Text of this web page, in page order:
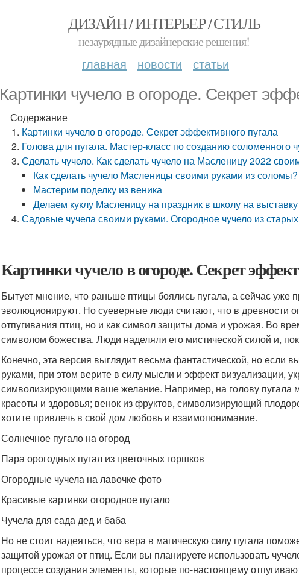
ДИЗАЙН / ИНТЕРЬЕР / СТИЛЬ
незаурядные дизайнерские решения!
главная новости статьи
Картинки чучело в огороде. Секрет
Содержание
Картинки чучело в огороде. Секрет эффективного пугала
Голова для пугала. Мастер-класс по созданию соломенного
Сделать чучело. Как сделать чучело на Масленицу 2022
Как сделать чучело Масленицы своими руками из соломы?
Мастерим поделку из веника
Делаем куклу Масленицу на праздник в школу на выставку
Садовые чучела своими руками. Огородное чучело из
Картинки чучело в огороде. Секрет
Бытует мнение, что раньше птицы боялись пугала, а сейчас уже
эволюционируют. Но суеверные люди считают, что в древности
отпугивания птиц, но и как символ защиты дома и урожая. Во
символом божества. Люди наделяли его мистической силой и,
Конечно, эта версия выглядит весьма фантастической, но если
руками, при этом верите в силу мысли и эффект визуализации,
символизирующими ваше желание. Например, на голову пугала
красоты и здоровья; венок из фруктов, символизирующий
хотите привлечь в свой дом любовь и взаимопонимание.
Солнечное пугало на огород
Пара орогодных пугал из цветочных горшков
Огородные чучела на лавочке фото
Красивые картинки огородное пугало
Чучела для сада дед и баба
Но не стоит надеяться, что вера в магическую силу пугала
защитой урожая от птиц. Если вы планируете использовать
процессе создания элементы, которые по-настоящему